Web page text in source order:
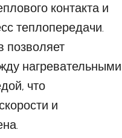
контакта и
теплопередачи.
позволяет
нагревательными
что
и